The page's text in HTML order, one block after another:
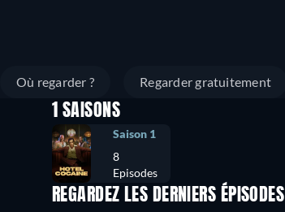
Où regarder ? Regarder gratuitement
1 SAISONS
Saison 1
8
Episodes
REGARDEZ LES DERNIERS ÉPISODES